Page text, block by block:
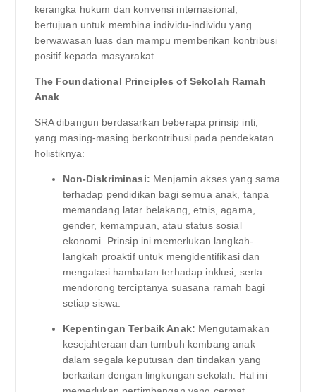
kerangka hukum dan konvensi internasional,
bertujuan untuk membina individu-individu yang
berwawasan luas dan mampu memberikan kontribusi
positif kepada masyarakat.
The Foundational Principles of Sekolah Ramah
Anak
SRA dibangun berdasarkan beberapa prinsip inti,
yang masing-masing berkontribusi pada pendekatan
holistiknya:
Non-Diskriminasi: Menjamin akses yang sama
terhadap pendidikan bagi semua anak, tanpa
memandang latar belakang, etnis, agama,
gender, kemampuan, atau status sosial
ekonomi. Prinsip ini memerlukan langkah-
langkah proaktif untuk mengidentifikasi dan
mengatasi hambatan terhadap inklusi, serta
mendorong terciptanya suasana ramah bagi
setiap siswa.
Kepentingan Terbaik Anak: Mengutamakan
kesejahteraan dan tumbuh kembang anak
dalam segala keputusan dan tindakan yang
berkaitan dengan lingkungan sekolah. Hal ini